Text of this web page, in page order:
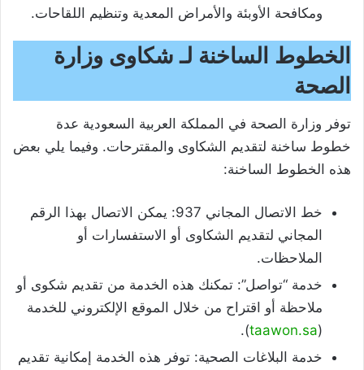
ومكافحة الأوبئة والأمراض المعدية وتنظيم اللقاحات.
الخطوط الساخنة لـ شكاوى وزارة
الصحة
توفر وزارة الصحة في المملكة العربية السعودية عدة
خطوط ساخنة لتقديم الشكاوى والمقترحات. وفيما يلي بعض
هذه الخطوط الساخنة:
خط الاتصال المجاني 937: يمكن الاتصال بهذا الرقم
المجاني لتقديم الشكاوى أو الاستفسارات أو
الملاحظات.
خدمة “تواصل”: تمكنك هذه الخدمة من تقديم شكوى أو
ملاحظة أو اقتراح من خلال الموقع الإلكتروني للخدمة
(
taawon.sa
).
خدمة البلاغات الصحية: توفر هذه الخدمة إمكانية تقديم